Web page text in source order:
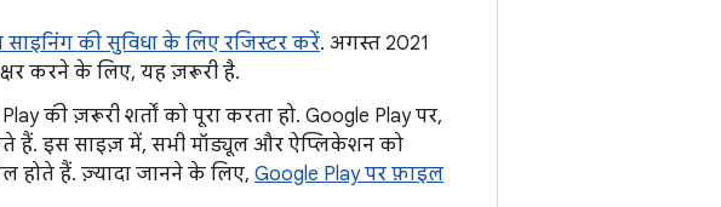
की सुविधा के लिए रजिस्टर करें. अगस्त 2021
करने के लिए, यह ज़रूरी है.
की ज़रूरी शर्तों को पूरा करता हो. Google Play पर,
हैं. इस साइज़ में, सभी मॉड्यूल और ऐप्लिकेशन को
होते हैं. ज़्यादा जानने के लिए, Google Play पर फ़ाइल